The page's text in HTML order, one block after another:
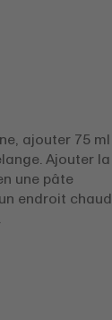
ajouter 75 ml
Ajouter la
une pâte
endroit chaud